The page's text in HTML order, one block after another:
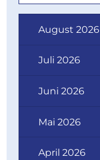
August 2026
Juli 2026
Juni 2026
Mai 2026
April 2026